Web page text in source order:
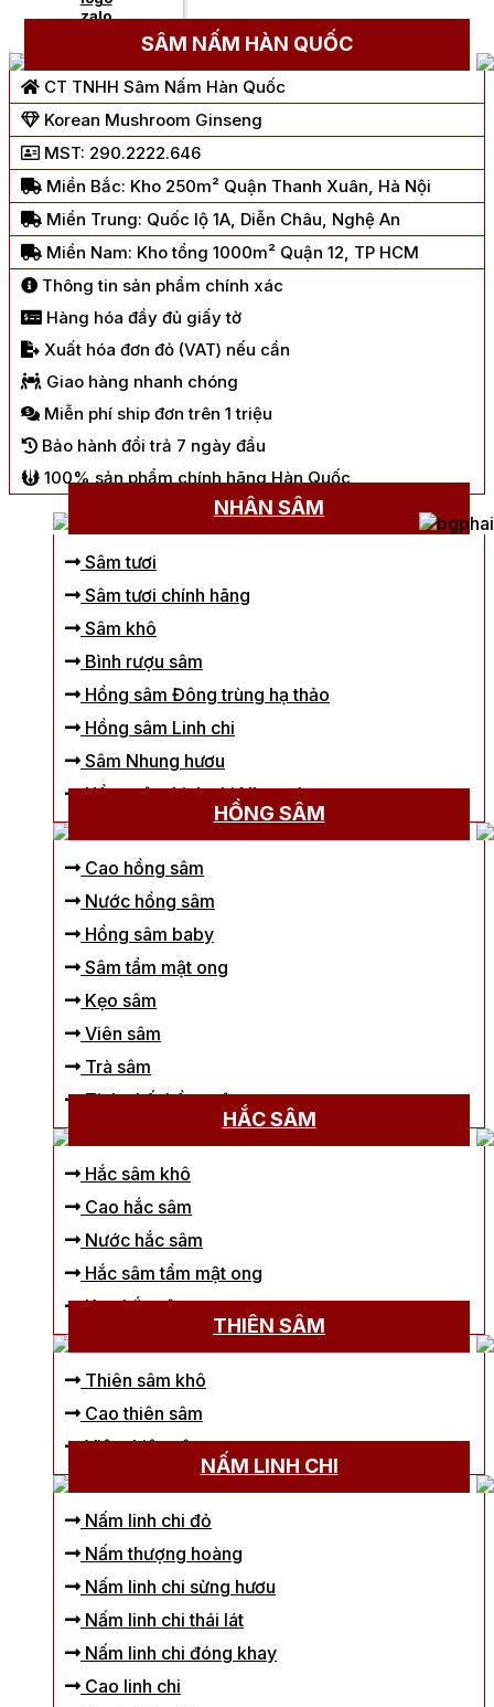
SÂM NẤM HÀN QUỐC
CT TNHH Sâm Nấm Hàn Quốc
Korean Mushroom Ginseng
MST: 290.2222.646
Miền Bắc: Kho 250m² Quận Thanh Xuân, Hà Nội
Miền Trung: Quốc lộ 1A, Diễn Châu, Nghệ An
Miền Nam: Kho tổng 1000m² Quận 12, TP HCM
Thông tin sản phẩm chính xác
Hàng hóa đầy đủ giấy tờ
Xuất hóa đơn đỏ (VAT) nếu cần
Giao hàng nhanh chóng
Miễn phí ship đơn trên 1 triệu
Bảo hành đổi trả 7 ngày đầu
100% sản phẩm chính hãng Hàn Quốc
NHÂN SÂM
Sâm tươi
Sâm tươi chính hãng
Sâm khô
Bình rượu sâm
Hồng sâm Đông trùng hạ thảo
Hồng sâm Linh chi
Sâm Nhung hươu
Hồng sâm Linh chi Nhung hươu
HỒNG SÂM
Cao hồng sâm
Nước hồng sâm
Hồng sâm baby
Sâm tẩm mật ong
Kẹo sâm
Viên sâm
Trà sâm
Tinh chất hồng sâm
HẮC SÂM
Hắc sâm khô
Cao hắc sâm
Nước hắc sâm
Hắc sâm tẩm mật ong
Kẹo hắc sâm
THIÊN SÂM
Thiên sâm khô
Cao thiên sâm
Viên thiên sâm
NẤM LINH CHI
Nấm linh chi đỏ
Nấm thượng hoàng
Nấm linh chi sừng hươu
Nấm linh chi thái lát
Nấm linh chi đóng khay
Cao linh chi